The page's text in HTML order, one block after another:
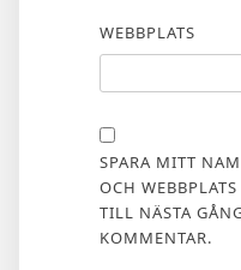
WEBBPLATS
SPARA MITT
OCH
TILL NÄSTA
KOMMENTAR.